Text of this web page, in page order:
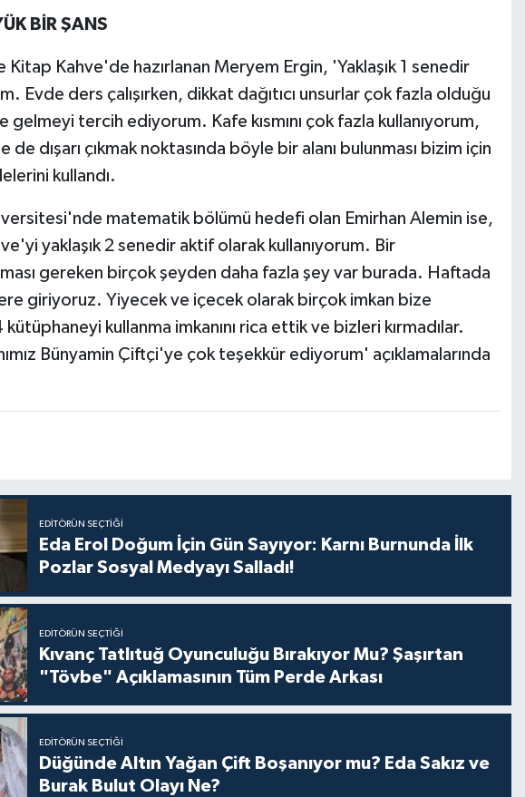
BİR ŞANS
Kitap Kahve'de hazırlanan Meryem Ergin, 'Yaklaşık 1 senedir
Evde ders çalışırken, dikkat dağıtıcı unsurlar çok fazla olduğu
gelmeyi tercih ediyorum. Kafe kısmını çok fazla kullanıyorum,
dışarı çıkmak noktasında böyle bir alanı bulunması bizim için
kullandı.
matematik bölümü hedefi olan Emirhan Alemin ise,
yaklaşık 2 senedir aktif olarak kullanıyorum. Bir
gereken birçok şeyden daha fazla şey var burada. Haftada
giriyoruz. Yiyecek ve içecek olarak birçok imkan bize
kullanma imkanını rica ettik ve bizleri kırmadılar.
Bünyamin Çiftçi'ye çok teşekkür ediyorum' açıklamalarında
EDITÖRÜN SEÇTIĞI
Eda Erol Doğum İçin Gün Sayıyor: Karnı Burnunda İlk
Pozlar Sosyal Medyayı Salladı!
EDITÖRÜN SEÇTIĞI
Kıvanç Tatlıtuğ Oyunculuğu Bırakıyor Mu? Şaşırtan
"Tövbe" Açıklamasının Tüm Perde Arkası
EDITÖRÜN SEÇTIĞI
Düğünde Altın Yağan Çift Boşanıyor mu? Eda Sakız ve
Burak Bulut Olayı Ne?